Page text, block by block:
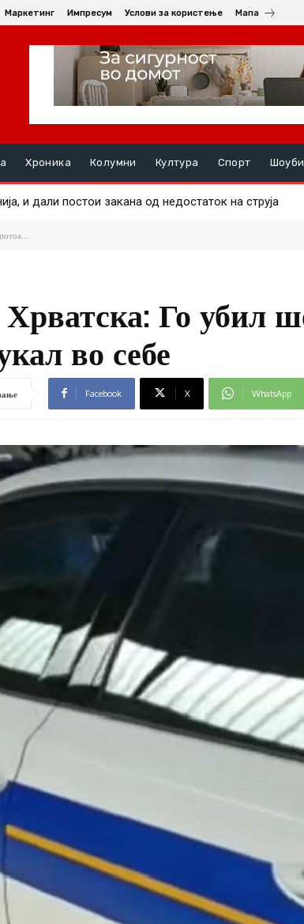
Маркетинг Импресум Услови за користење Мапа
Хроника Колумни Култура Спорт
и дали постои закана од недостаток на струја
во еден од пожарите
Го убил
во себе
Facebook X WhatsApp